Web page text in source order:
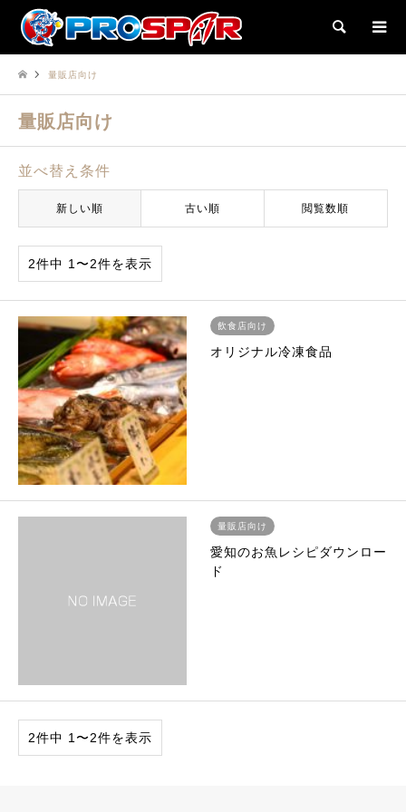
検索
量販店向け
量販店向け
並べ替え条件
新しい順 古い順 閲覧数順
2件中 1〜2件を表示
飲食店向け
オリジナル冷凍食品
量販店向け
愛知のお魚レシピダウンロー
ド
2件中 1〜2件を表示